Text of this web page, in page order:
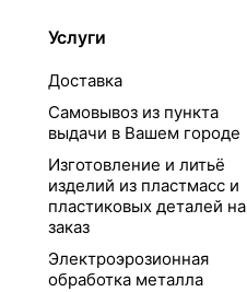
Услуги
Доставка
Самовывоз из пункта
выдачи в Вашем городе
Изготовление и литьё
изделий из пластмасс и
пластиковых деталей на
заказ
Электроэрозионная
обработка металла